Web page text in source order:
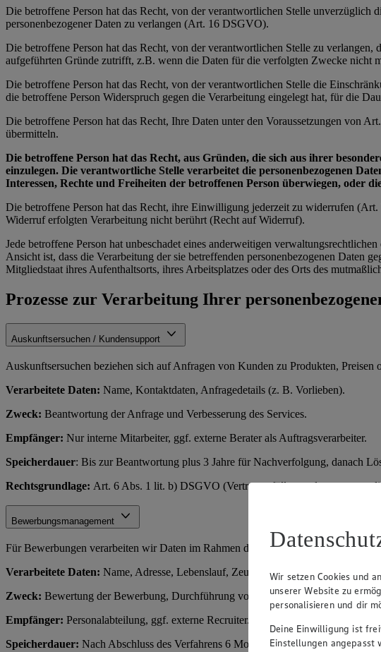
Die betroffene Person hat das Recht, von der verantwortlichen Stelle
personenbezogener Daten zu verlangen (Art. 16 DSGVO).
Die betroffene Person hat das Recht, von der verantwortlichen Stelle zu
aufgeführten Gründe zutrifft, z.B. wenn die Daten für die verfolgten Zwecke nicht
Die betroffene Person hat das Recht, von der verantwortlichen Stelle die
die betroffene Person Widerspruch gegen die Verarbeitung eingelegt hat, für die
Die betroffene Person hat das Recht, Ihre Daten unter den Voraussetzungen von
übermitteln.
Die betroffene Person hat das Recht, aus Gründen, die sich aus ihrer
einzulegen. Die verantwortliche Stelle verarbeitet die personenbezogenen
Interessen, Rechte und Freiheiten der betroffenen Person überwiegen, oder
Die betroffene Person hat das Recht, ihre Einwilligung jederzeit zu widerrufen
Widerruf erfolgten Verarbeitung nicht berührt (Recht auf Widerruf).
Jede betroffene Person hat unbeschadet eines anderweitigen
Ansicht ist, dass die Verarbeitung der sie betreffenden personenbezogenen
Mitgliedstaat ihres Aufenthaltsorts, ihres Arbeitsplatzes oder des Orts des
Prozesse zur Verarbeitung Ihrer
Auskunftsersuchen / Kundensupport
Auskunftsersuchen beziehen sich auf Anfragen von Kunden zu Produkten,
Verarbeitete Daten: Name, Kontaktdaten, Anfragedetails (z. B. Vorlieben).
Zweck: Beantwortung der Anfrage und Verbesserung des Services.
Empfänger: Nur interne Mitarbeiter, ggf. externe Berater als Auftragsverarbeiter.
Speicherdauer: Bis zur Beantwortung plus 3 Jahre für Nachverfolgung, danach
Rechtsgrundlage: Art. 6 Abs. 1 lit. b) DSGVO (Vertragserfüllung oder
Bewerbungsmanagement
Für Bewerbungen verarbeiten wir Daten im Rahmen des Einstellungsprozesses.
Verarbeitete Daten: Name, Adresse, Lebenslauf, Zeugnisse, Kontaktdaten,
Zweck: Bewertung der Bewerbung, Durchführung von Vorstellungsgesprächen
Empfänger: Personalabteilung, ggf. externe Recruiter.
Speicherdauer: Nach Abschluss des Verfahrens 6 Monate (für
Wir setzen Cookies und
unserer Website zu
personalisieren und dir
Deine Einwilligung ist
Einstellungen